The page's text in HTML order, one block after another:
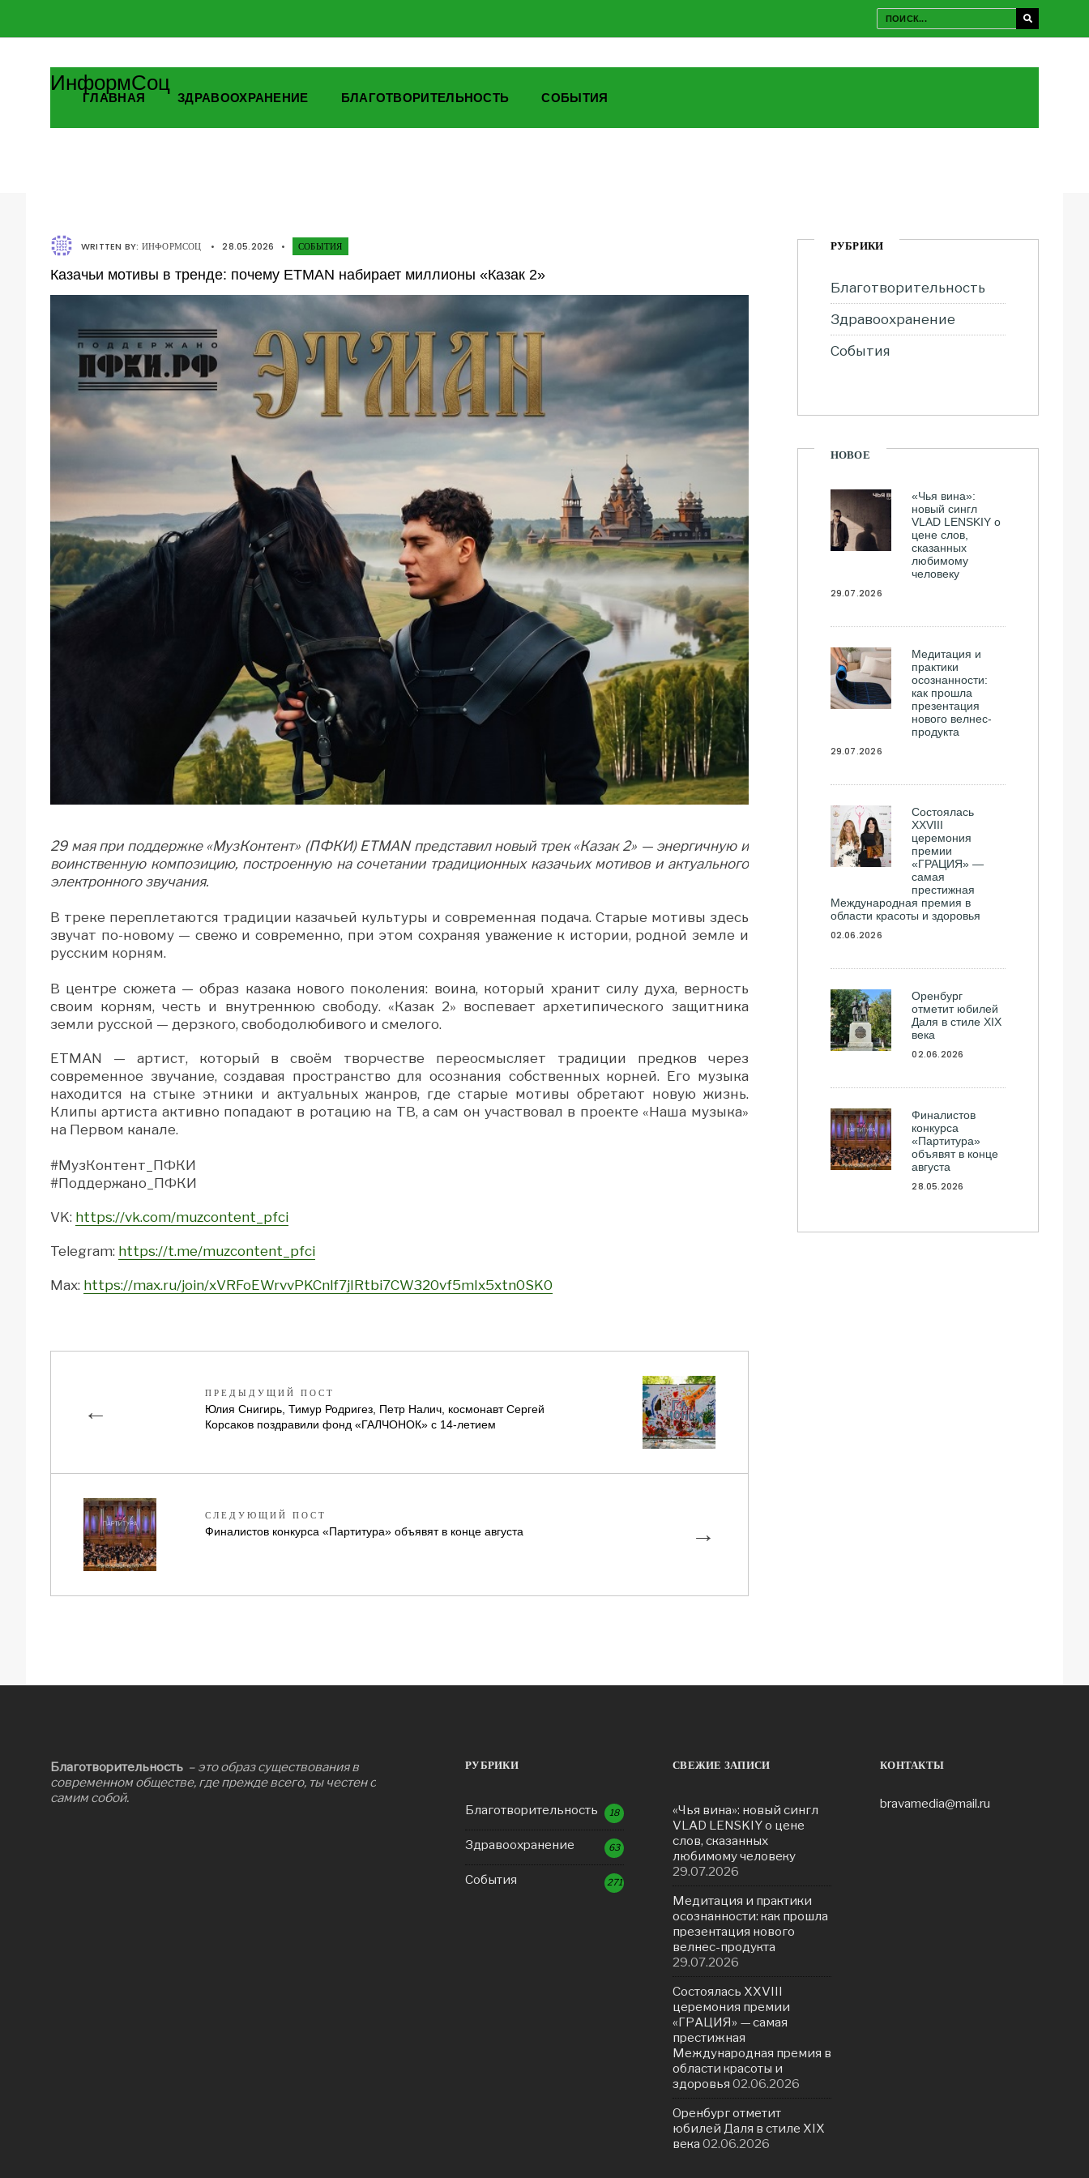
ИнформСоц
ГЛАВНАЯ ЗДРАВООХРАНЕНИЕ БЛАГОТВОРИТЕЛЬНОСТЬ СОБЫТИЯ
WRITTEN BY: ИНФОРМСОЦ • 28.05.2026 • СОБЫТИЯ
Казачьи мотивы в тренде: почему ETMAN набирает миллионы «Казак 2»
29 мая при поддержке «МузКонтент» (ПФКИ) ETMAN представил новый трек «Казак 2» — энергичную и
воинственную композицию, построенную на сочетании традиционных казачьих мотивов и актуального
электронного звучания.
В треке переплетаются традиции казачьей культуры и современная подача. Старые мотивы здесь
звучат по-новому — свежо и современно, при этом сохраняя уважение к истории, родной земле и
русским корням.
В центре сюжета — образ казака нового поколения: воина, который хранит силу духа, верность
своим корням, честь и внутреннюю свободу. «Казак 2» воспевает архетипического защитника
земли русской — дерзкого, свободолюбивого и смелого.
ETMAN — артист, который в своём творчестве переосмысляет традиции предков через
современное звучание, создавая пространство для осознания собственных корней. Его музыка
находится на стыке этники и актуальных жанров, где старые мотивы обретают новую жизнь.
Клипы артиста активно попадают в ротацию на ТВ, а сам он участвовал в проекте «Наша музыка»
на Первом канале.
#МузКонтент_ПФКИ
#Поддержано_ПФКИ
VK: https://vk.com/muzcontent_pfci
Telegram: https://t.me/muzcontent_pfci
Max: https://max.ru/join/xVRFoEWrvvPKCnlf7jIRtbi7CW320vf5mIx5xtn0SK0
←
ПРЕДЫДУЩИЙ ПОСТ
Юлия Снигирь, Тимур Родригез, Петр Налич, космонавт Сергей
Корсаков поздравили фонд «ГАЛЧОНОК» с 14-летием
→
СЛЕДУЮЩИЙ ПОСТ
Финалистов конкурса «Партитура» объявят в конце августа
РУБРИКИ
Благотворительность
Здравоохранение
События
НОВОЕ
«Чья вина»:
новый сингл
VLAD LENSKIY о
цене слов,
сказанных
любимому
человеку
29.07.2026
Медитация и
практики
осознанности:
как прошла
презентация
нового велнес-
продукта
29.07.2026
Состоялась
ХXVIII
церемония
премии
«ГРАЦИЯ» —
самая
престижная
Международная премия в
области красоты и здоровья
02.06.2026
Оренбург
отметит юбилей
Даля в стиле XIX
века
02.06.2026
Финалистов
конкурса
«Партитура»
объявят в конце
августа
28.05.2026
Благотворительность – это образ существования в
современном обществе, где прежде всего, ты честен с
самим собой.
РУБРИКИ
Благотворительность 18
Здравоохранение 63
События 271
СВЕЖИЕ ЗАПИСИ
«Чья вина»: новый сингл
VLAD LENSKIY о цене
слов, сказанных
любимому человеку
29.07.2026
Медитация и практики
осознанности: как прошла
презентация нового
велнес-продукта
29.07.2026
Состоялась ХXVIII
церемония премии
«ГРАЦИЯ» — самая
престижная
Международная премия в
области красоты и
здоровья 02.06.2026
Оренбург отметит
юбилей Даля в стиле XIX
века 02.06.2026
КОНТАКТЫ
bravamedia@mail.ru